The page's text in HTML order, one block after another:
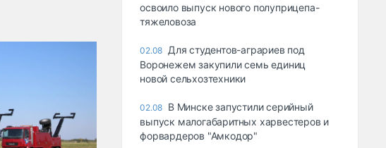
освоило выпуск нового полуприцепа-
тяжеловоза
02.08 Для студентов-аграриев под
Воронежем закупили семь единиц
новой сельхозтехники
02.08 В Минске запустили серийный
выпуск малогабаритных харвестеров и
форвардеров "Амкодор"